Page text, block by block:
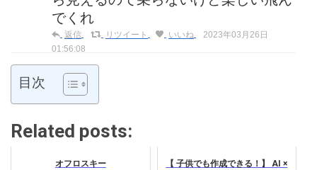
でくれ
返信 リツイート いいね
2023年03月26日
01:56:08
目次
Related posts:
オフロスキー
【 子供でも作成できる！】 AI ×